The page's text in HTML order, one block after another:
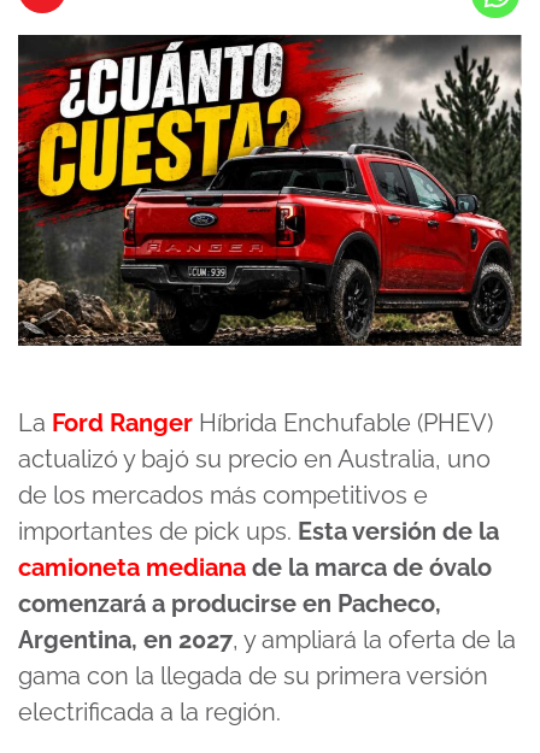
La Ford Ranger Híbrida Enchufable (PHEV)
actualizó y bajó su precio en Australia, uno
de los mercados más competitivos e
importantes de pick ups. Esta versión de la
camioneta mediana de la marca de óvalo
comenzará a producirse en Pacheco,
Argentina, en 2027, y ampliará la oferta de la
gama con la llegada de su primera versión
electrificada a la región.